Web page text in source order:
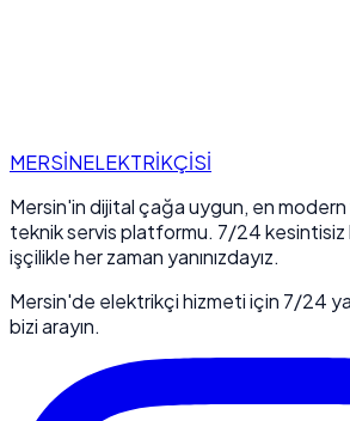
MERSİNELEKTRİKÇİSİ
Mersin'in dijital çağa uygun, en
teknik servis platformu. 7/24 kesintisiz
işçilikle her zaman yanınızdayız.
Mersin'de elektrikçi hizmeti için 7/24
bizi arayın.